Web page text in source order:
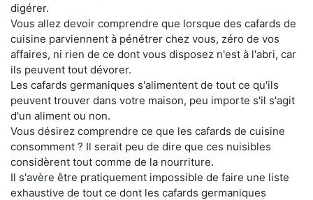
digérer.
Vous allez devoir comprendre que lorsque des cafards de
cuisine parviennent à pénétrer chez vous, zéro de vos
affaires, ni rien de ce dont vous disposez n'est à l'abri, car
ils peuvent tout dévorer.
Les cafards germaniques s'alimentent de tout ce qu'ils
peuvent trouver dans votre maison, peu importe s'il s'agit
d'un aliment ou non.
Vous désirez comprendre ce que les cafards de cuisine
consomment ? Il serait peu de dire que ces nuisibles
considèrent tout comme de la nourriture.
Il s'avère être pratiquement impossible de faire une liste
exhaustive de tout ce dont les cafards germaniques